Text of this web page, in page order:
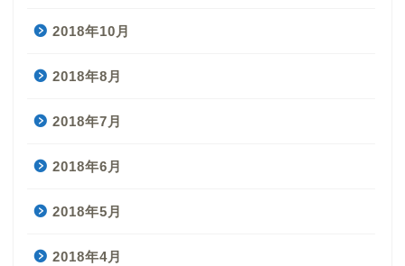
2018年10月
2018年8月
2018年7月
2018年6月
2018年5月
2018年4月